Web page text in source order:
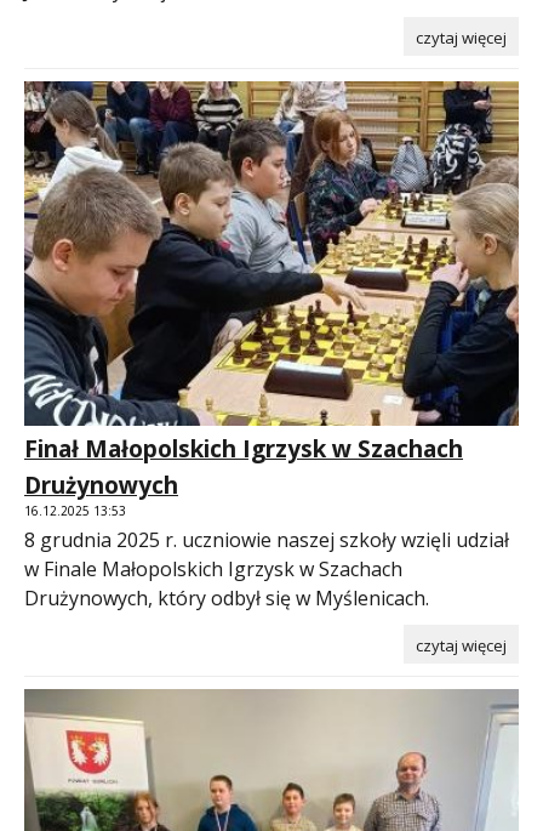
czytaj więcej
Finał Małopolskich Igrzysk w Szachach
Drużynowych
16.12.2025 13:53
8 grudnia 2025 r. uczniowie naszej szkoły wzięli udział
w Finale Małopolskich Igrzysk w Szachach
Drużynowych, który odbył się w Myślenicach.
czytaj więcej